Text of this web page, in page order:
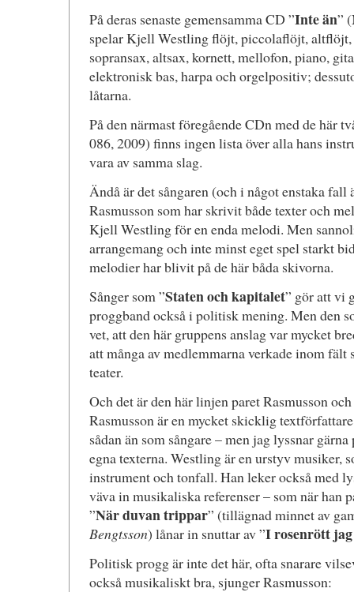
På deras senaste gemensamma CD ”Inte än”
spelar Kjell Westling flöjt, piccolaflöjt,
sopransax, altsax, kornett, mellofon, piano,
elektronisk bas, harpa och orgelpositiv;
låtarna.
På den närmast föregående CDn med de här
086, 2009) finns ingen lista över alla hans
vara av samma slag.
Ändå är det sångaren (och i något enstaka fall
Rasmusson som har skrivit både texter och
Kjell Westling för en enda melodi. Men
arrangemang och inte minst eget spel starkt
melodier har blivit på de här båda skivorna.
Sånger som ”Staten och kapitalet” gör att vi
proggband också i politisk mening. Men den
vet, att den här gruppens anslag var mycket
att många av medlemmarna verkade inom fält
teater.
Och det är den här linjen paret Rasmusson
Rasmusson är en mycket skicklig
sådan än som sångare – men jag lyssnar
egna texterna. Westling är en urstyv musiker,
instrument och tonfall. Han leker också med
väva in musikaliska referenser – som när han
”När duvan trippar” (tillägnad minnet av
Bengtsson) lånar in snuttar av ”I rosenrött
Politisk progg är inte det här, ofta snarare
också musikaliskt bra, sjunger Rasmusson: